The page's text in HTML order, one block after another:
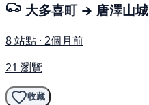
大多喜町 → 唐澤山城
8 站點 · 2個月前
21 瀏覽
收藏